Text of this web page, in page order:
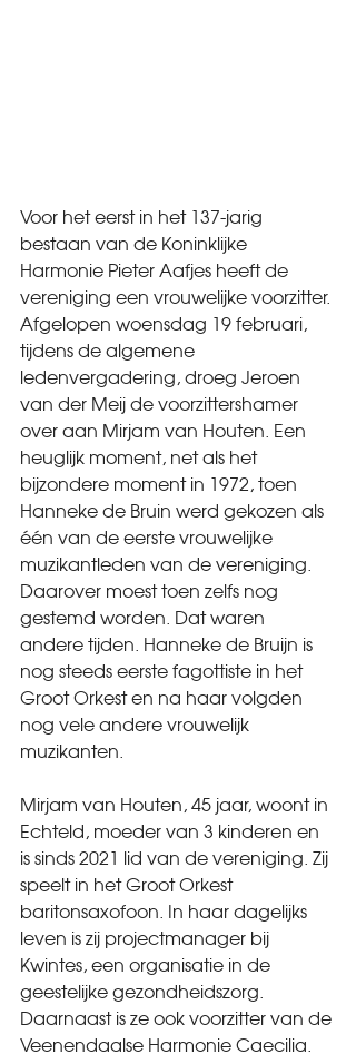
Voor het eerst in het 137-jarig
bestaan van de Koninklijke
Harmonie Pieter Aafjes heeft de
vereniging een vrouwelijke voorzitter.
Afgelopen woensdag 19 februari,
tijdens de algemene
ledenvergadering, droeg Jeroen
van der Meij de voorzittershamer
over aan Mirjam van Houten. Een
heuglijk moment, net als het
bijzondere moment in 1972, toen
Hanneke de Bruin werd gekozen als
één van de eerste vrouwelijke
muzikantleden van de vereniging.
Daarover moest toen zelfs nog
gestemd worden. Dat waren
andere tijden. Hanneke de Bruijn is
nog steeds eerste fagottiste in het
Groot Orkest en na haar volgden
nog vele andere vrouwelijk
muzikanten.
Mirjam van Houten, 45 jaar, woont in
Echteld, moeder van 3 kinderen en
is sinds 2021 lid van de vereniging. Zij
speelt in het Groot Orkest
baritonsaxofoon. In haar dagelijks
leven is zij projectmanager bij
Kwintes, een organisatie in de
geestelijke gezondheidszorg.
Daarnaast is ze ook voorzitter van de
Veenendaalse Harmonie Caecilia.